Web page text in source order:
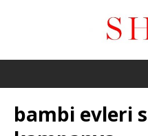
bambi evleri